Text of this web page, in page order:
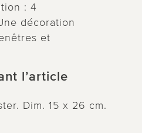
: 4
décoration
et
l’article
Dim. 15 x 26 cm.